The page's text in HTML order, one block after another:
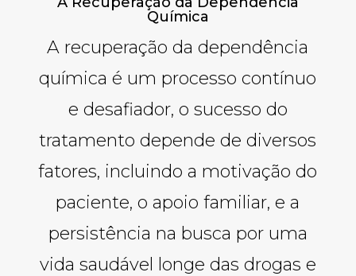
Química
A recuperação da dependência
química é um processo contínuo
e desafiador, o sucesso do
tratamento depende de diversos
fatores, incluindo a motivação do
paciente, o apoio familiar, e a
persistência na busca por uma
vida saudável longe das drogas e